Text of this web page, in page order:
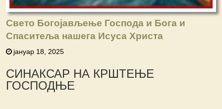
Свето Богојављење Господа и Бога и
Спаситеља нашега Исуса Христа
јануар 18, 2025
СИНАКСАР НА КРШТЕЊЕ
ГОСПОДЊЕ